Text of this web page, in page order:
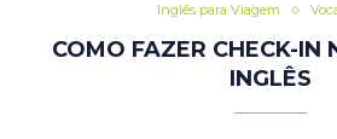
Inglês para Viagem
COMO FAZER CHECK-IN
INGLÊS